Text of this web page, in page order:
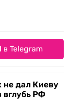
Telegram
не дал Киеву
вглубь РФ